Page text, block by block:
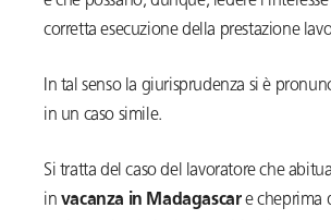
corretta esecuzione della prestazione
In tal senso la giurisprudenza si è
in un caso simile.
Si tratta del caso del lavoratore che
in vacanza in Madagascare cheprima